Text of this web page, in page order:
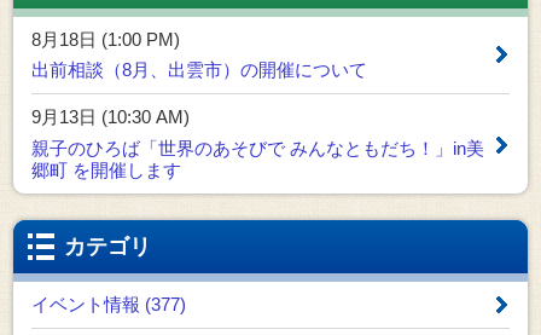
8月18日 (1:00 PM)
出前相談（8月、出雲市）の開催について
9月13日 (10:30 AM)
親子のひろば「世界のあそびで みんなともだち！」in美
郷町 を開催します
カテゴリ
イベント情報 (377)